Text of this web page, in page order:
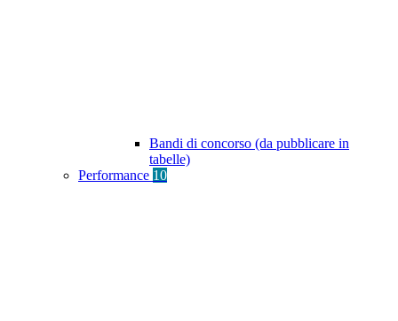
Bandi di concorso (da pubblicare in
tabelle)
Performance 10